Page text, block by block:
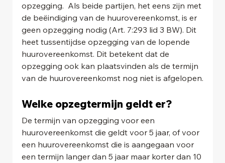
opzegging.  Als beide partijen, het eens zijn met
de beëindiging van de huurovereenkomst, is er
geen opzegging nodig (Art. 7:293 lid 3 BW). Dit
heet tussentijdse opzegging van de lopende
huurovereenkomst. Dit betekent dat de
opzegging ook kan plaatsvinden als de termijn
van de huurovereenkomst nog niet is afgelopen.
Welke opzegtermijn geldt er?
De termijn van opzegging voor een
huurovereenkomst die geldt voor 5 jaar, of voor
een huurovereenkomst die is aangegaan voor
een termijn langer dan 5 jaar maar korter dan 10